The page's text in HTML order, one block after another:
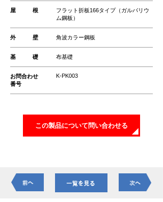
屋 根
フラット折板166タイプ（ガルバリウ
ム鋼板）
外 壁 角波カラー鋼板
基 礎 布基礎
お問合わせ
番号
K-PK003
この製品について問い合わせる